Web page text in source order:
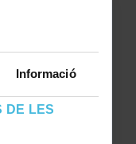
Informació
DE LES